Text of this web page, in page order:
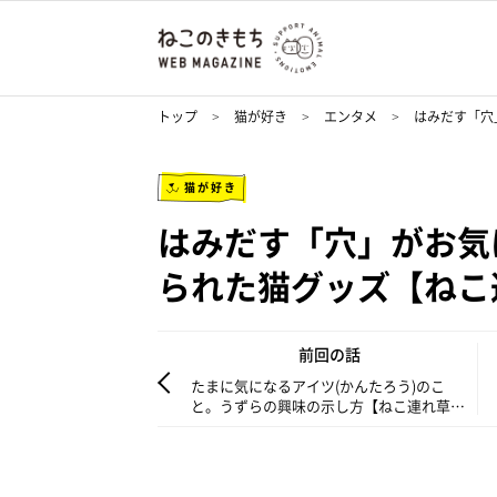
トップ 猫が好き エンタメ はみだす「
猫が好き
はみだす「穴」がお
られた猫グッズ【ね
前回の話
たまに気になるアイツ(かんたろう)のこ
と。うずらの興味の示し方【ねこ連れ草】